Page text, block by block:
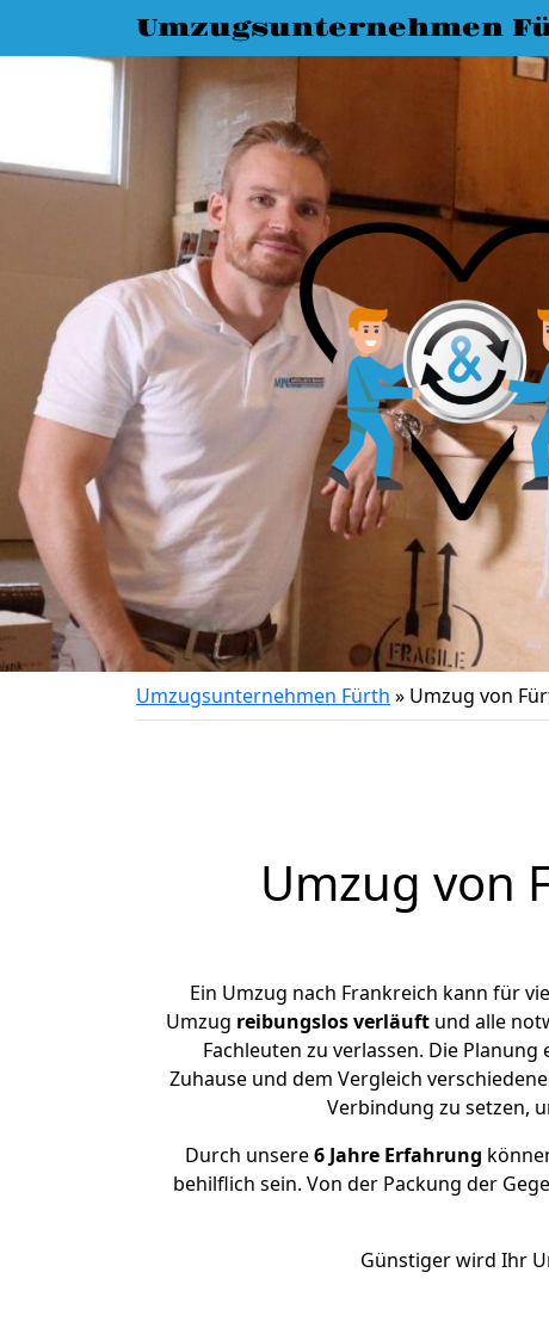
Umzugsunternehmen
Umzugsunternehmen Fürth » Umzug von
Umzug von
Ein Umzug nach Frankreich kann für
Umzug reibungslos verläuftund alle
Fachleuten zu verlassen. Die
Zuhause und dem Vergleich
Verbindung zu setzen,
Durch unsere6 Jahre Erfahrung
behilflich sein. Von der Packung der
Günstiger wird Ihr